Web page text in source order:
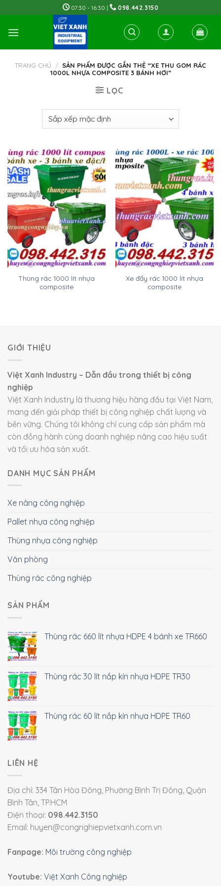
to
content
07:30 - 16:30 | 098.442.3150
TRANG CHỦ / SẢN PHẨM ĐƯỢC GẮN THẺ “XE THU GOM RÁC
1000L NHỰA COMPOSITE 3 BÁNH HƠI”
LỌC
Thùng rác 1000 lít nhựa
composite
Xe đẩy rác 1000 lít nhựa
composite
GIỚI THIỆU
Việt Xanh Industry – Dẫn đầu trong thiết bị công
nghiệp
Việt Xanh Industry là thương hiệu hàng đầu tại Việt Nam,
mang đến giải pháp thiết bị công nghiệp chất lượng và
bền vững. Chúng tôi không chỉ cung cấp sản phẩm mà
còn đồng hành cùng doanh nghiệp nâng cao hiệu suất
và tối ưu hóa sản xuất.
DANH MỤC SẢN PHẨM
Xe nâng công nghiệp
Pallet nhựa công nghiệp
Thùng nhựa công nghiệp
Văn phòng
Thùng rác công nghiệp
SẢN PHẨM
Thùng rác 660 lít nhựa HDPE 4 bánh xe TR660
Thùng rác 30 lít nắp kín nhựa HDPE TR30
Thùng rác 60 lít nắp kín nhựa HDPE TR60
LIÊN HỆ
Địa chỉ: 334 Tân Hòa Đông, Phường Bình Trị Đông, Quận
Bình Tân, TP.HCM
Điện thoại: 098.442.3150
Email: huyen@congnghiepvietxanh.com.vn
Fanpage: Môi trường công nghiệp
Youtube: Việt Xanh Công nghiệp